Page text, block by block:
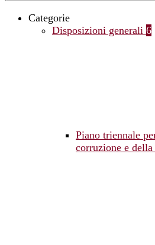
Categorie
Disposizioni generali 6
Piano triennale
corruzione e della